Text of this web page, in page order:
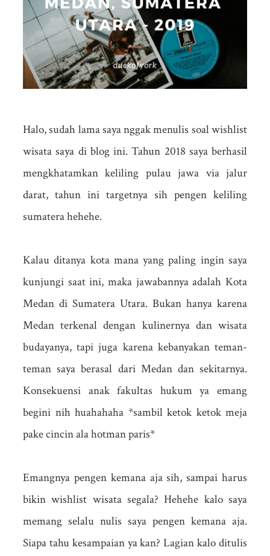
Halo, sudah lama saya nggak menulis soal wishlist
wisata saya di blog ini. Tahun 2018 saya berhasil
mengkhatamkan keliling pulau jawa via jalur
darat, tahun ini targetnya sih pengen keliling
sumatera hehehe.
Kalau ditanya kota mana yang paling ingin saya
kunjungi saat ini, maka jawabannya adalah Kota
Medan di Sumatera Utara. Bukan hanya karena
Medan terkenal dengan kulinernya dan wisata
budayanya, tapi juga karena kebanyakan teman-
teman saya berasal dari Medan dan sekitarnya.
Konsekuensi anak fakultas hukum ya emang
begini nih huahahaha *sambil ketok ketok meja
pake cincin ala hotman paris*
Emangnya pengen kemana aja sih, sampai harus
bikin wishlist wisata segala? Hehehe kalo saya
memang selalu nulis saya pengen kemana aja.
Siapa tahu kesampaian ya kan? Lagian kalo ditulis